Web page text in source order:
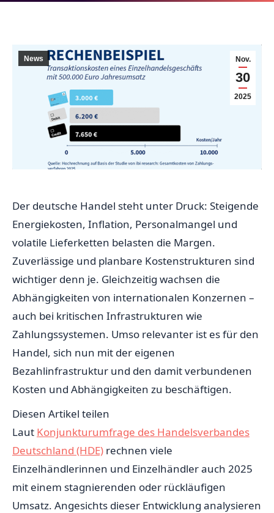
Nov.
30
2025
News
Der deutsche Handel steht unter Druck: Steigende
Energiekosten, Inflation, Personalmangel und
volatile Lieferketten belasten die Margen.
Zuverlässige und planbare Kostenstrukturen sind
wichtiger denn je. Gleichzeitig wachsen die
Abhängigkeiten von internationalen Konzernen –
auch bei kritischen Infrastrukturen wie
Zahlungssystemen. Umso relevanter ist es für den
Handel, sich nun mit der eigenen
Bezahlinfrastruktur und den damit verbundenen
Kosten und Abhängigkeiten zu beschäftigen.
Diesen Artikel teilen
Laut Konjunkturumfrage des Handelsverbandes
Deutschland (HDE) rechnen viele
Einzelhändlerinnen und Einzelhändler auch 2025
mit einem stagnierenden oder rückläufigen
Umsatz. Angesichts dieser Entwicklung analysieren